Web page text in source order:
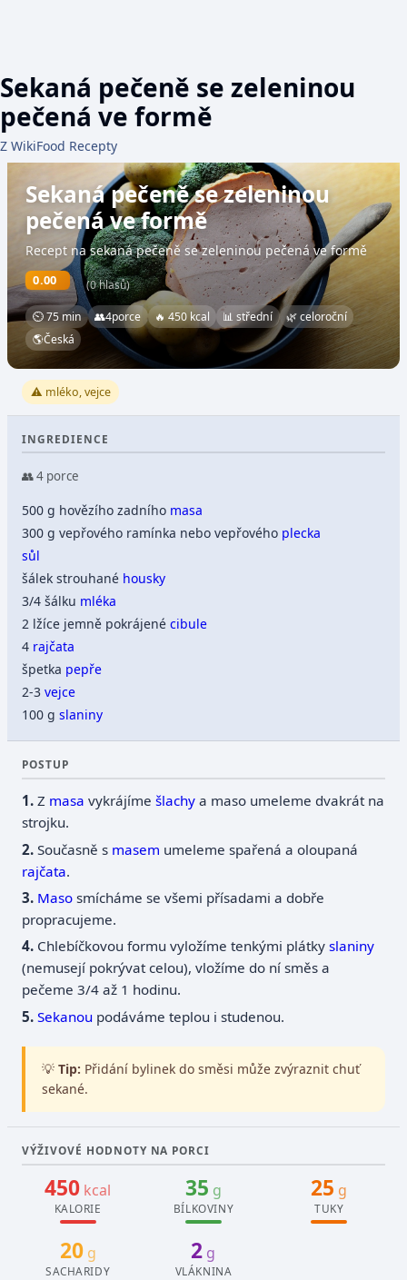
Sekaná pečeně se zeleninou
pečená ve formě
Z WikiFood Recepty
Sekaná pečeně se zeleninou
pečená ve formě
Recept na sekaná pečeně se zeleninou pečená ve formě
0.00 (0 hlasů)
⏲ 75 min 👥4porce 🔥 450 kcal 📊 střední
🌿 celoroční
🌎Česká
⚠️ mléko, vejce
INGREDIENCE
👥 4 porce
500 g hovězího zadního masa
300 g vepřového ramínka nebo vepřového plecka
sůl
šálek strouhané housky
3/4 šálku mléka
2 lžíce jemně pokrájenécibule
4 rajčata
špetka pepře
2-3vejce
100 gslaniny
POSTUP
Z masa vykrájímešlachy a maso umeleme dvakrát na
strojku.
Současně s masem umeleme spařená a oloupaná
rajčata.
Maso smícháme se všemi přísadami a dobře
propracujeme.
Chlebíčkovou formu vyložíme tenkými plátkyslaniny
(nemusejí pokrývat celou), vložíme do ní směs a
pečeme 3/4 až 1 hodinu.
Sekanou podáváme teplou i studenou.
💡 Tip: Přidání bylinek do směsi může zvýraznit chuť
sekané.
VÝŽIVOVÉ HODNOTY NA PORCI
450 kcal
KALORIE
35 g
BÍLKOVINY
25 g
TUKY
20g
SACHARIDY
2 g
VLÁKNINA